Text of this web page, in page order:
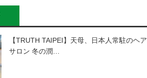
【TRUTH TAIPEI】天母、日本人常駐のヘア
サロン 冬の潤…